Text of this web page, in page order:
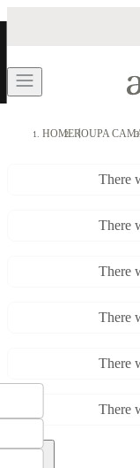
HOMEROUPA
There
There
There
There
There
There